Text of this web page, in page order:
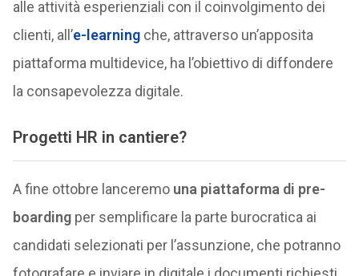
alle attività esperienziali con il coinvolgimento dei
clienti, all’e-learningche, attraverso un’apposita
piattaforma multidevice, ha l’obiettivo di diffondere
la consapevolezza digitale.
Progetti HR in cantiere?
A fine ottobre lanceremo una piattaforma di pre-
boardingper semplificare la parte burocratica ai
candidati selezionati per l’assunzione, che potranno